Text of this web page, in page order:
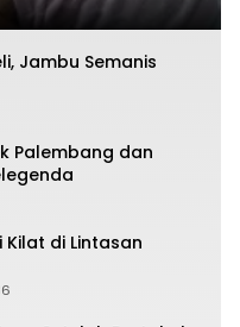
Jambu Semanis
Palembang dan
Kilat di Lintasan